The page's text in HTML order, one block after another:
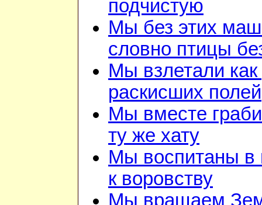
подчистую
Мы без этих
словно птицы
Мы взлетали как
раскисших полей
Мы вместе
ту же хату
Мы воспитаны в
к воровству
Мы вращаем